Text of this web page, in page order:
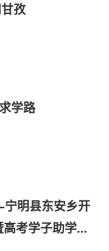
孜
学路
明县东安乡开
考学子助学金